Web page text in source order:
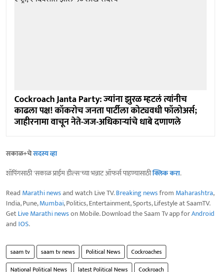
Cockroach Janta Party: ज्यांना झुरळ म्हटलं त्यांनीच
काढला पक्ष! कॉकरोच जनता पार्टीला कोट्यवधी फॉलोअर्स;
जाहीरनामा वाचून नेते-जज-अधिकाऱ्यांचे धाबे दणाणले
सकाळ+चेसदस्य व्हा
शॉपिंगसाठी 'सकाळ प्राईम डील्स'च्या भन्नाट ऑफर्स पाहण्यासाठीक्लिक करा.
Read Marathi newsand watch Live TV.Breaking newsfrom Maharashtra,
India, Pune,Mumbai, Politics, Entertainment, Sports, Lifestyle at SaamTV.
GetLive Marathi newson Mobile. Download the Saam Tv app forAndroid
and IOS.
saam tv saam tv news Political News
Cockroaches
National Political News
latest Political News
Cockroach